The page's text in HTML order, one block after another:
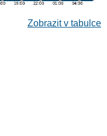
Zobrazit v tabulce